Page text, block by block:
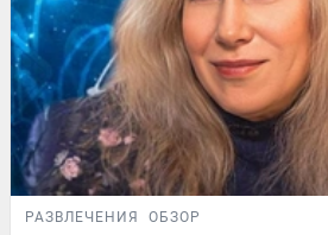
РАЗВЛЕЧЕНИЯ ОБЗОР